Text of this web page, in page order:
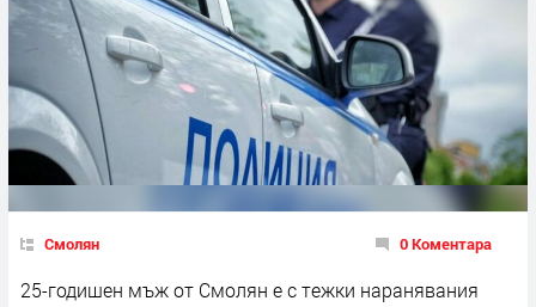
Смолян 0 Коментара
25-годишен мъж от Смолян е с тежки наранявания